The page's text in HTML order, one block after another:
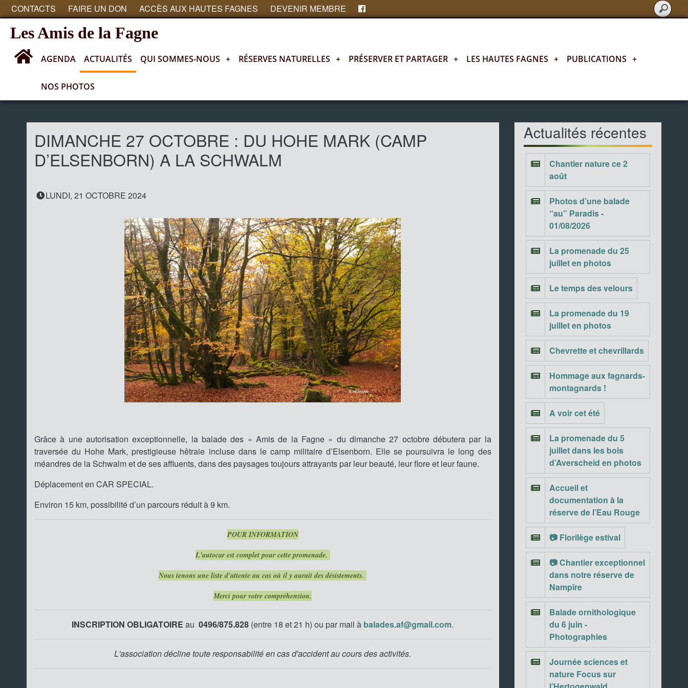
CONTACTS FAIRE UN DON ACCÈS AUX HAUTES FAGNES DEVENIR MEMBRE
Les Amis de la Fagne
AGENDA ACTUALITÉS QUI SOMMES-NOUS + RÉSERVES NATURELLES + PRÉSERVER ET PARTAGER + LES HAUTES FAGNES + PUBLICATIONS +
NOS PHOTOS
Actualités
DIMANCHE 27 OCTOBRE : DU HOHE MARK (CAMP
D’ELSENBORN) A LA SCHWALM
LUNDI, 21 OCTOBRE 2024
Grâce à une autorisation exceptionnelle, la balade des « Amis de la Fagne » du dimanche 27 octobre débutera par la
traversée du Hohe Mark, prestigieuse hêtraie incluse dans le camp militaire d’Elsenborn. Elle se poursuivra le long des
méandres de la Schwalm et de ses affluents, dans des paysages toujours attrayants par leur beauté, leur flore et leur faune.
Déplacement en CAR SPECIAL.
Environ 15 km, possibilité d’un parcours réduit à 9 km.
POUR INFORMATION
L'autocar est complet pour cette promenade.
Nous tenons une liste d'attente au cas où il y aurait des désistements.
Merci pour votre compréhension.
INSCRIPTION OBLIGATOIRE au0496/875.828 (entre 18 et 21 h)ou par mail à balades.af@gmail.com.
L'association décline toute responsabilité en cas d'accident au cours des activités.
Actualités récentes
Chantier nature ce 2
août
Photos d’une balade
“au” Paradis -
01/08/2026
La promenade du 25
juillet en photos
Le temps des velours
La promenade du 19
juillet en photos
Chevrette et chevrillards
Hommage aux fagnards-
montagnards !
A voir cet été
La promenade du 5
juillet dans les bois
d’Averscheid en photos
Accueil et
documentation à la
réserve de l’Eau Rouge
📷 Florilège estival
📷 Chantier exceptionnel
dans notre réserve de
Nampîre
Balade ornithologique
du 6 juin -
Photographies
Journée sciences et
nature Focus sur